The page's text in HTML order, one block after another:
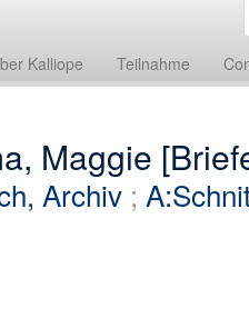
Kalliope Teilnahme
Maggie
Archiv;